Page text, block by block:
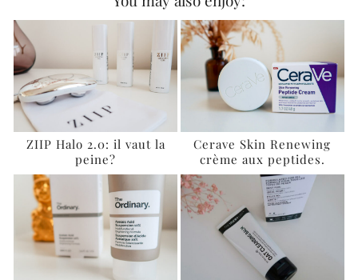
ZIIP Halo 2.0: il vaut la
peine?
Cerave Skin Renewing
crème aux peptides.